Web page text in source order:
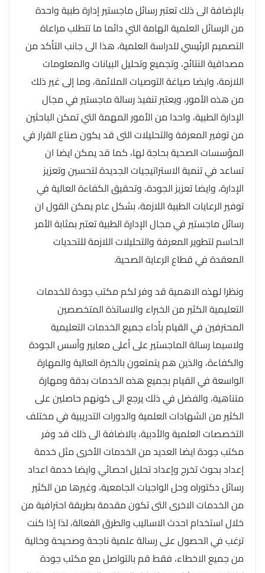
بالإضافة الى ذلك تعتبر رسائل ماجستير إدارة طبية واحدة
من الرسائل العلمية الهامة التي دائما ما تتطلب مراعاة
التصميم الرئيسي للدراسة العلمية، هذا الى جانب التأكد من
مصداقية النتائج، وتجميع وتحليل البيانات والمعلومات
اللازمة، وايضا صياغة التوصيات الملائمة، وما إلى غير ذلك
من هذه الأمور، ويعتبر تنفيذ رسالة ماجستير في مجال
الإدارة الطبية، واحدا من الأمور المهمة التي تمكن الباحثين
من توفير المعرفة والتحليلات التى قد يكون صناع القرار في
المؤسسات الصحية بحاجة لها، كما قد يمكن ايضا ان
تساعد في تنمية الاستراتيجيات الجديدة لتحسين وتعزيز
الإدارة، وايضا تعزيز الجودة، وتحقيق الكفاءة العالية في
توفير الرعايات الطبية اللازمة، بشكل عام يمكن القول ان
رسائل ماجستير في مجال الإدارة الطبية تعتبر بمثابة الأمر
الحاسم لتطوير المعرفة والتحليلات اللازمة للتحديات
المعقدة في قطاع الرعاية الصحية.
ونظرا لهذه الاهمية قد وفر لكم مكتب جودة للخدمات
التعليمية الكثير من الخبراء والاساتذة المتخصصين
المحترفين في القيام بأداء جميع الخدمات التعليمية
ولاسيما رسالة الماجستير على أعلى معايير وأسس الجودة
والكفاءة، والذين هم يتمتعون بالخبرة العالية والمهارة
الواسعة في القيام بجميع هذه الخدمات بدقة ومهارة
متناهية، والفضل في ذلك يرجع الى كونهم حاصلين على
الكثير من الشهادات العلمية والدورات التدريبية في مختلف
التخصصات العلمية والأدبية، بالاضافة الى ذلك قد وفر
مكتب جودة ايضا العديد من الخدمات الأخرى مثل خدمة
إعداد بحوث تخرج وإعداد تحليل احصائي وايضا خدمة اعداد
رسائل دكتوراه وحل الواجبات الجامعية، وغيرها من الكثير
من الخدمات الاخرى التى تكون مقدمة بطريقة احترافية من
خلال استخدام احدث الاساليب والطرق الفعالة، لذا إذا كنت
ترغب في الحصول على رسالة علمية ناجحة وصحيحة وخالية
من جميع الاخطاء، فقط قم بالتواصل مع مكتب جودة